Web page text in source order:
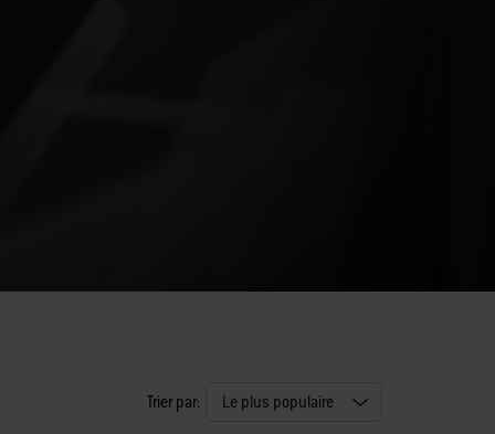
Trier par: